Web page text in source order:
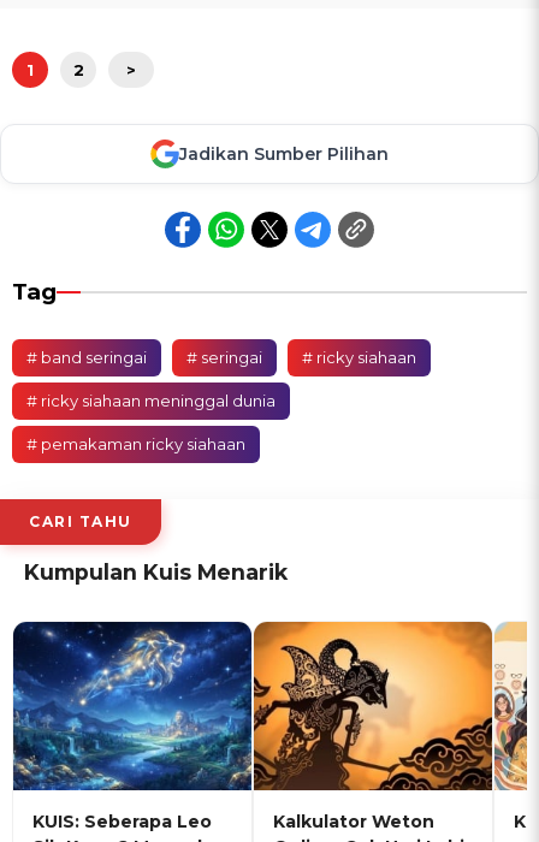
1 2 >
Jadikan Sumber Pilihan
Tag
# band seringai # seringai # ricky siahaan
# ricky siahaan meninggal dunia
# pemakaman ricky siahaan
CARI TAHU
Kumpulan Kuis Menarik
KUIS: Seberapa Leo
Kalkulator Weton